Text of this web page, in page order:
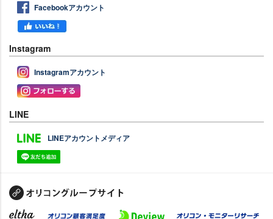
Facebookアカウント
Instagram
Instagramアカウント
LINE
LINEアカウントメディア